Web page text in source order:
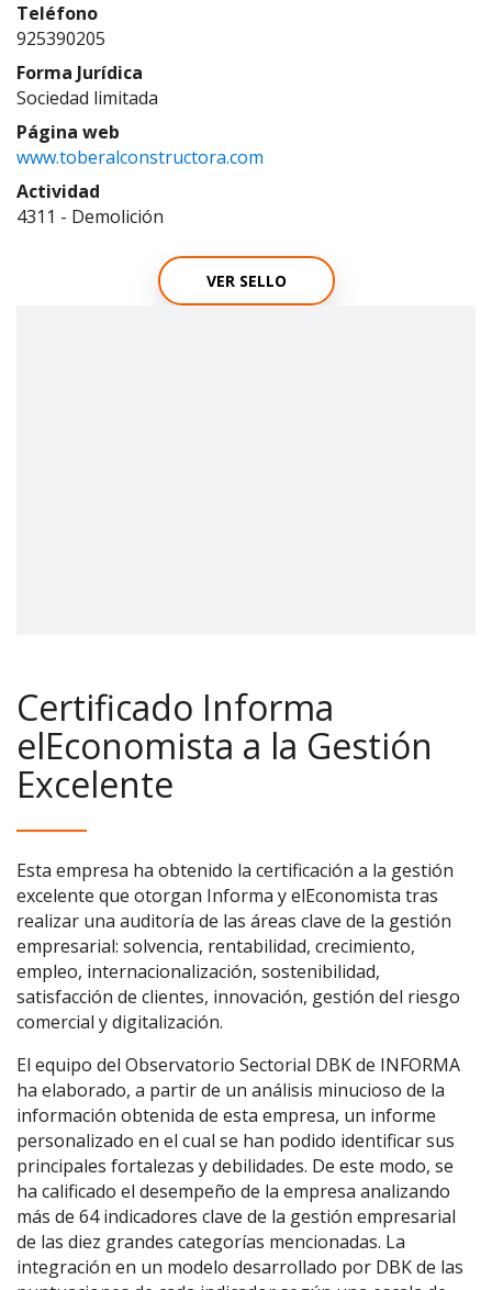
Teléfono
925390205
Forma Jurídica
Sociedad limitada
Página web
www.toberalconstructora.com
Actividad
4311 - Demolición
VER SELLO
Certificado Informa
elEconomista a la Gestión
Excelente
Esta empresa ha obtenido la certificación a la gestión
excelente que otorgan Informa y elEconomista tras
realizar una auditoría de las áreas clave de la gestión
empresarial: solvencia, rentabilidad, crecimiento,
empleo, internacionalización, sostenibilidad,
satisfacción de clientes, innovación, gestión del riesgo
comercial y digitalización.
El equipo del Observatorio Sectorial DBK de INFORMA
ha elaborado, a partir de un análisis minucioso de la
información obtenida de esta empresa, un informe
personalizado en el cual se han podido identificar sus
principales fortalezas y debilidades. De este modo, se
ha calificado el desempeño de la empresa analizando
más de 64 indicadores clave de la gestión empresarial
de las diez grandes categorías mencionadas. La
integración en un modelo desarrollado por DBK de las